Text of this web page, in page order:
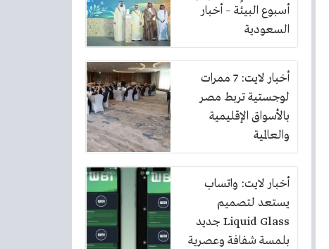
أسبوع البيئة – أخبار
السعودية
أخبار لايت: 7 ممرات
لوجستية تربط مصر
بالأسواق الإقليمية
والعالمية
أخبار لايت: واتساب
يستعد لتصميم
Liquid Glass جديد
بلمسة شفافة وعصرية